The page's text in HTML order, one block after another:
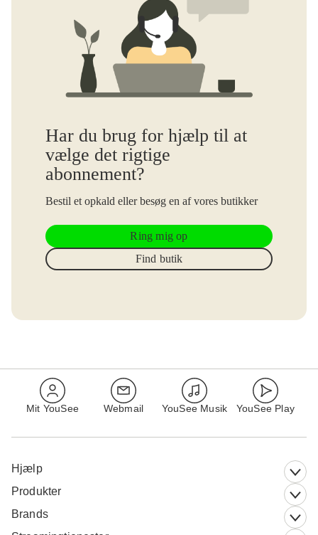
Har du brug for hjælp til at
vælge det rigtige
abonnement?
Bestil et opkald eller besøg en af vores butikker
Ring mig op
Find butik
Mit YouSee Webmail YouSee Musik YouSee Play
Hjælp
Produkter
Brands